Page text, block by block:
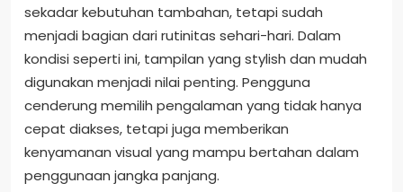
sekadar kebutuhan tambahan, tetapi sudah
menjadi bagian dari rutinitas sehari-hari. Dalam
kondisi seperti ini, tampilan yang stylish dan mudah
digunakan menjadi nilai penting. Pengguna
cenderung memilih pengalaman yang tidak hanya
cepat diakses, tetapi juga memberikan
kenyamanan visual yang mampu bertahan dalam
penggunaan jangka panjang.